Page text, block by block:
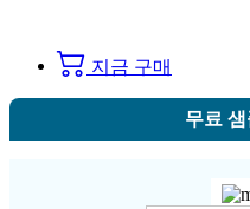
지금 구매
무료